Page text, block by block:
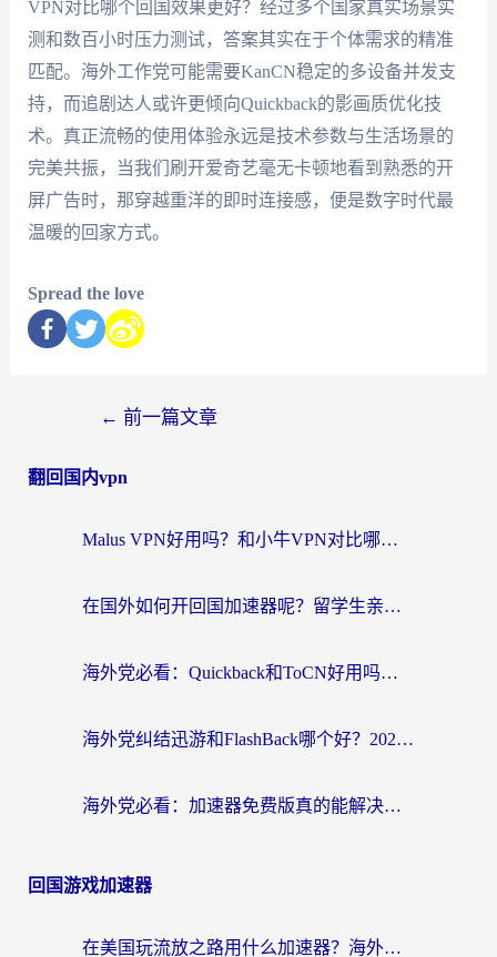
VPN对比哪个回国效果更好？经过多个国家真实场景实
测和数百小时压力测试，答案其实在于个体需求的精准
匹配。海外工作党可能需要KanCN稳定的多设备并发支
持，而追剧达人或许更倾向Quickback的影画质优化技
术。真正流畅的使用体验永远是技术参数与生活场景的
完美共振，当我们刷开爱奇艺毫无卡顿地看到熟悉的开
屏广告时，那穿越重洋的即时连接感，便是数字时代最
温暖的回家方式。
Spread the love
← 前一篇文章
翻回国内vpn
Malus VPN好用吗？和小牛VPN对比哪个回国效果更好？海外党亲测实用指南
在国外如何开回国加速器呢？留学生亲测的无缝访问国内资源指南
海外党必看：Quickback和ToCN好用吗？3分钟选对回国加速器的实用指南
海外党纠结迅游和FlashBack哪个好？2026实用指南教你选对回国加速器
海外党必看：加速器免费版真的能解决回国访问难题吗？附实用选择指南
回国游戏加速器
在美国玩流放之路用什么加速器？海外党国服游戏不卡顿的终极攻略